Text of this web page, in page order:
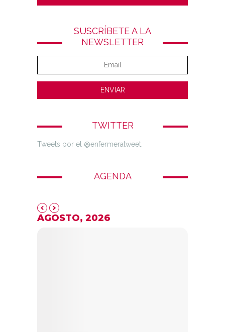
SUSCRÍBETE A LA
NEWSLETTER
TWITTER
Tweets por el @enfermeratweet.
AGENDA
AGOSTO, 2026